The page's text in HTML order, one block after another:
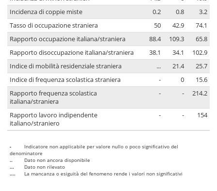
Incidenza di coppie miste
0.2 0.8
3.2
Tasso di occupazione straniera
50 42.9
74.1
Rapporto occupazione italiana/straniera
88.4 109.3
65.8
Rapporto disoccupazione italiana/straniera
38.1 34.1
102.9
Indice di mobilità residenziale straniera
... 21.4
25.7
Indice di frequenza scolastica straniera
- 0
15.6
Rapporto frequenza scolastica
italiana/straniera
- - 214.2
Rapporto lavoro indipendente
italiano/straniero
- - 154
-
Indicatore non applicabile per valore nullo o poco significativo del
denominatore
..
Dato non ancora disponibile
...
Dato non rilevato
....
La mancanza o esiguità del fenomeno rende i valori non significativi